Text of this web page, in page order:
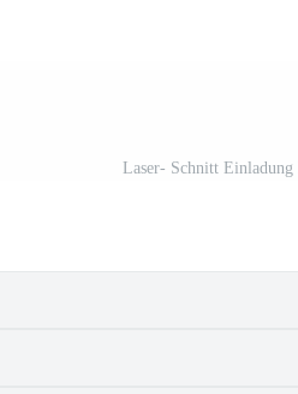
Laser- Schnitt Einladung